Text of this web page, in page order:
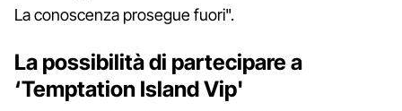
La conoscenza prosegue fuori".
La possibilità di partecipare a
‘Temptation Island Vip'